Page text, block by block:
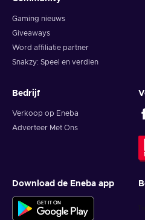
Gaming nieuws
Giveaways
Word affiliatie partner
Snakzy: Speel en verdien
Bedrijf
Verkoop op Eneba
Adverteer Met Ons
Download de Eneba app